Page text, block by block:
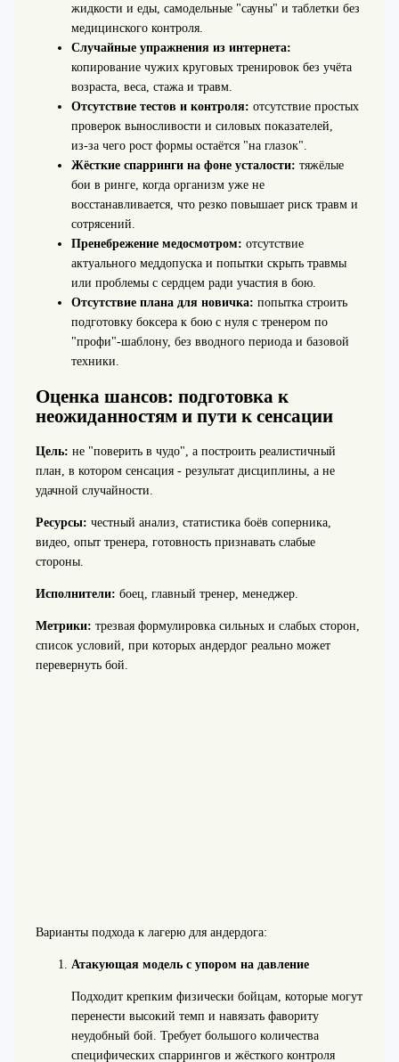
жидкости и еды, самодельные "сауны" и таблетки без
медицинского контроля.
Случайные упражнения из интернета:
копирование чужих круговых тренировок без учёта
возраста, веса, стажа и травм.
Отсутствие тестов и контроля: отсутствие простых
проверок выносливости и силовых показателей,
из‑за чего рост формы остаётся "на глазок".
Жёсткие спарринги на фоне усталости: тяжёлые
бои в ринге, когда организм уже не
восстанавливается, что резко повышает риск травм и
сотрясений.
Пренебрежение медосмотром: отсутствие
актуального меддопуска и попытки скрыть травмы
или проблемы с сердцем ради участия в бою.
Отсутствие плана для новичка: попытка строить
подготовку боксера к бою с нуля с тренером по
"профи"-шаблону, без вводного периода и базовой
техники.
Оценка шансов: подготовка к
неожиданностям и пути к сенсации
Цель: не "поверить в чудо", а построить реалистичный
план, в котором сенсация - результат дисциплины, а не
удачной случайности.
Ресурсы: честный анализ, статистика боёв соперника,
видео, опыт тренера, готовность признавать слабые
стороны.
Исполнители: боец, главный тренер, менеджер.
Метрики: трезвая формулировка сильных и слабых сторон,
список условий, при которых андердог реально может
перевернуть бой.
Варианты подхода к лагерю для андердога:
Атакующая модель с упором на давление
Подходит крепким физически бойцам, которые могут
перенести высокий темп и навязать фавориту
неудобный бой. Требует большого количества
специфических спаррингов и жёсткого контроля